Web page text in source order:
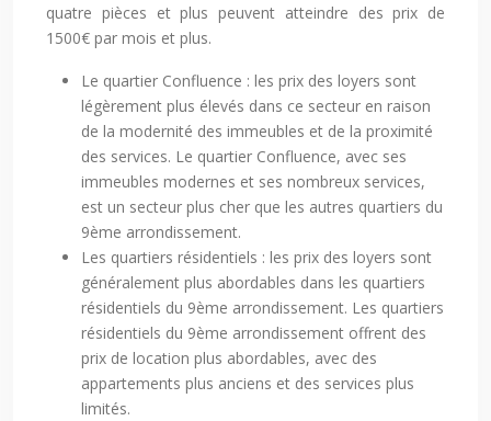
quatre pièces et plus peuvent atteindre des prix de
1500€ par mois et plus.
Le quartier Confluence : les prix des loyers sont
légèrement plus élevés dans ce secteur en raison
de la modernité des immeubles et de la proximité
des services. Le quartier Confluence, avec ses
immeubles modernes et ses nombreux services,
est un secteur plus cher que les autres quartiers du
9ème arrondissement.
Les quartiers résidentiels : les prix des loyers sont
généralement plus abordables dans les quartiers
résidentiels du 9ème arrondissement. Les quartiers
résidentiels du 9ème arrondissement offrent des
prix de location plus abordables, avec des
appartements plus anciens et des services plus
limités.